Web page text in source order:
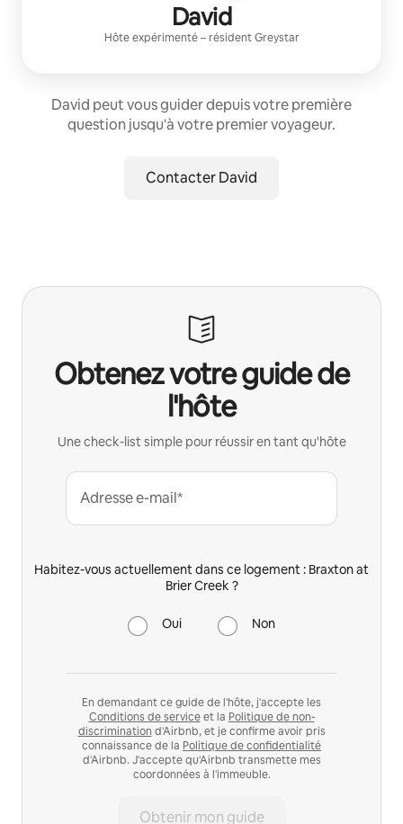
David
Hôte expérimenté– résidentGreystar
David peut vous guider depuis votre première
question jusqu'à votre premier voyageur.
Contacter David
Obtenez votre guide de
l'hôte
Une check-list simple pour réussir en tant qu'hôte
Adresse e-mail*
Habitez-vous actuellement dans ce logement : Braxton at
Brier Creek ?
Oui Non
En demandant ce guide de l'hôte, j'accepte les
Conditions de serviceet la Politique de non-
discrimination d'Airbnb, et je confirme avoir pris
connaissance de la Politique de confidentialité
d'Airbnb. J'accepte qu'Airbnb transmette mes
coordonnées à l'immeuble.
Obtenir mon guide